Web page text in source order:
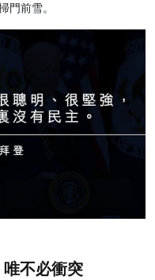
門前雪。
不必衝突